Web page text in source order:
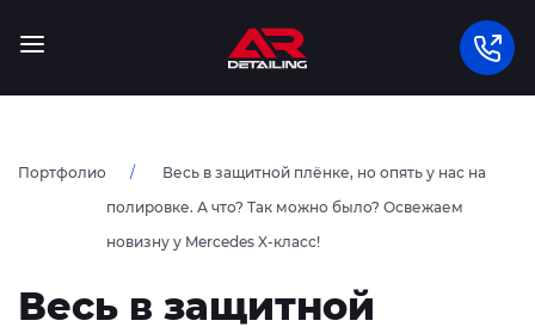
Портфолио
Весь в защитной плёнке, но опять у нас на
полировке. А что? Так можно было? Освежаем
новизну у Mercedes X-класс!
Весь в защитной